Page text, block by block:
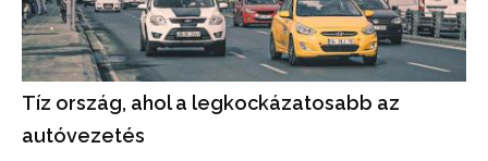
Tíz ország, ahol a legkockázatosabb az
autóvezetés